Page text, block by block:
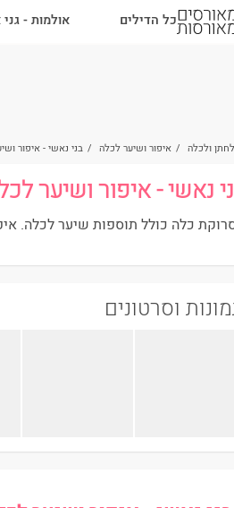
כל הדילים אולמות - גני
לחתן ולכלה / איפור ושיער לכלה / בני נאשי - איפור
נאשי - איפור ושיער
כלה כולל תוספות שיער לכלה.
וסרטונים